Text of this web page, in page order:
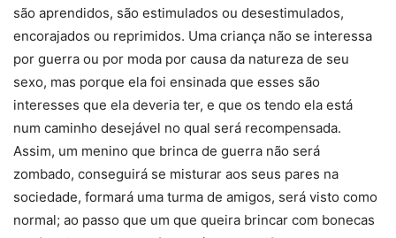
são aprendidos, são estimulados ou desestimulados,
encorajados ou reprimidos. Uma criança não se interessa
por guerra ou por moda por causa da natureza de seu
sexo, mas porque ela foi ensinada que esses são
interesses que ela deveria ter, e que os tendo ela está
num caminho desejável no qual será recompensada.
Assim, um menino que brinca de guerra não será
zombado, conseguirá se misturar aos seus pares na
sociedade, formará uma turma de amigos, será visto como
normal; ao passo que um que queira brincar com bonecas